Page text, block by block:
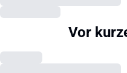
Vor